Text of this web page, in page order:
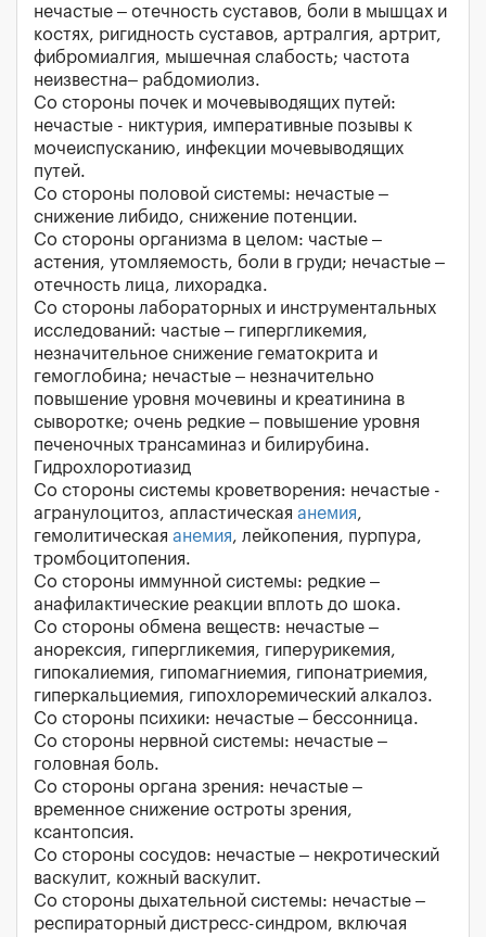
нечастые – отечность суставов, боли в мышцах и
костях, ригидность суставов, артралгия, артрит,
фибромиалгия, мышечная слабость; частота
неизвестна– рабдомиолиз.
Со стороны почек и мочевыводящих путей:
нечастые - никтурия, императивные позывы к
мочеиспусканию, инфекции мочевыводящих
путей.
Со стороны половой системы: нечастые –
снижение либидо, снижение потенции.
Со стороны организма в целом: частые –
астения, утомляемость, боли в груди; нечастые –
отечность лица, лихорадка.
Со стороны лабораторных и инструментальных
исследований: частые – гипергликемия,
незначительное снижение гематокрита и
гемоглобина; нечастые – незначительно
повышение уровня мочевины и креатинина в
сыворотке; очень редкие – повышение уровня
печеночных трансаминаз и билирубина.
Гидрохлоротиазид
Со стороны системы кроветворения: нечастые -
агранулоцитоз, апластическая анемия,
гемолитическая анемия, лейкопения, пурпура,
тромбоцитопения.
Со стороны иммунной системы: редкие –
анафилактические реакции вплоть до шока.
Со стороны обмена веществ: нечастые –
анорексия, гипергликемия, гиперурикемия,
гипокалиемия, гипомагниемия, гипонатриемия,
гиперкальциемия, гипохлоремический алкалоз.
Со стороны психики: нечастые – бессонница.
Со стороны нервной системы: нечастые –
головная боль.
Со стороны органа зрения: нечастые –
временное снижение остроты зрения,
ксантопсия.
Со стороны сосудов: нечастые – некротический
васкулит, кожный васкулит.
Со стороны дыхательной системы: нечастые –
респираторный дистресс-синдром, включая